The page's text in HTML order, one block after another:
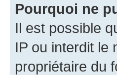
Pourquoi ne
Il est possible
IP ou interdit le
propriétaire du